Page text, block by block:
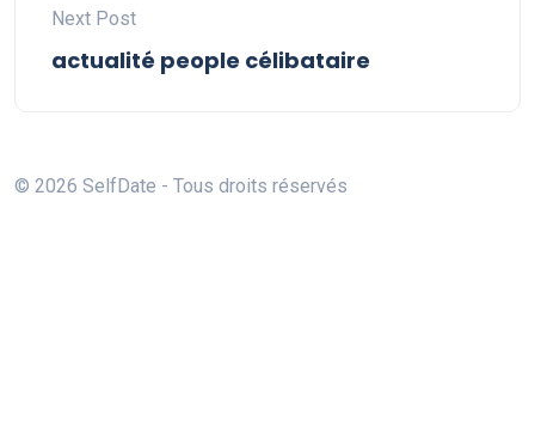
Next Post
actualité people célibataire
© 2026 SelfDate - Tous droits réservés